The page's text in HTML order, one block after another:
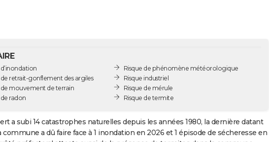
de retrait-gonflement des argiles
de mouvement de terrain
radon
Risque de phénomène météorologique
Risque industriel
Risque de mérule
Risque de termite
a subi 14 catastrophes naturelles depuis les années 1980, la dernière datant
commune a dû faire face à 1 inondation en 2026 et 1 épisode de sécheresse en